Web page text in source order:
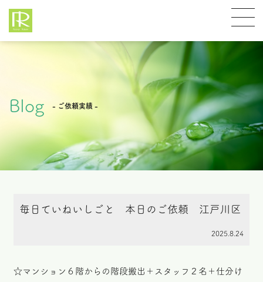
Blog - ご依頼実績 -
毎日ていねいしごと 本日のご依頼 江戸川区
2025.8.24
☆マンション６階からの階段搬出＋スタッフ２名＋仕分け